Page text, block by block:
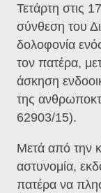
Τετάρτη στις
σύνθεση του
δολοφονία
τον πατέρα,
άσκηση
της
62903/15).
Μετά από την
αστυνομία,
πατέρα να